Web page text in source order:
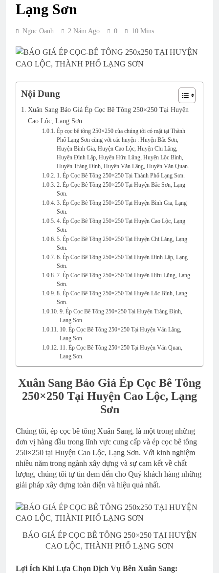
Lạng Sơn
Ngọc Oanh 2 Năm Ago 0 10 Mins
Nội Dung
Xuân Sang Báo Giá Ép Cọc Bê Tông 250×250 Tại Huyện
Cao Lộc, Lạng Sơn
Ép cọc bê tông 250×250 của chúng tôi có mặt tại Thành
Phố Lạng Sơn cùng với các huyện : Huyện Bắc Sơn,
Huyện Bình Gia, Huyện Cao Lộc, Huyện Chi Lăng,
Huyện Đình Lập, Huyện Hữu Lũng, Huyện Lộc Bình,
Huyện Tràng Định, Huyện Văn Lãng, Huyện Văn Quan.
1. Ép Cọc Bê Tông 250×250 Tại Thành Phố Lạng Sơn.
2. Ép Cọc Bê Tông 250×250 Tại Huyện Bắc Sơn, Lạng
Sơn.
3. Ép Cọc Bê Tông 250×250 Tại Huyện Bình Gia, Lạng
Sơn.
4. Ép Cọc Bê Tông 250×250 Tại Huyện Cao Lộc, Lạng
Sơn.
5. Ép Cọc Bê Tông 250×250 Tại Huyện Chi Lăng, Lạng
Sơn.
6. Ép Cọc Bê Tông 250×250 Tại Huyện Đình Lập, Lạng
Sơn.
7. Ép Cọc Bê Tông 250×250 Tại Huyện Hữu Lũng, Lạng
Sơn.
8. Ép Cọc Bê Tông 250×250 Tại Huyện Lộc Bình, Lạng
Sơn.
9. Ép Cọc Bê Tông 250×250 Tại Huyện Tràng Định,
Lạng Sơn.
10. Ép Cọc Bê Tông 250×250 Tại Huyện Văn Lãng,
Lạng Sơn.
11. Ép Cọc Bê Tông 250×250 Tại Huyện Văn Quan,
Lạng Sơn.
Xuân Sang Báo Giá Ép Cọc Bê Tông
250×250 Tại Huyện Cao Lộc, Lạng
Sơn
Chúng tôi, ép cọc bê tông Xuân Sang, là một trong những
đơn vị hàng đầu trong lĩnh vực cung cấp và ép cọc bê tông
250×250 tại Huyện Cao Lộc, Lạng Sơn. Với kinh nghiệm
nhiều năm trong ngành xây dựng và sự cam kết về chất
lượng, chúng tôi tự tin đem đến cho Quý khách hàng những
giải pháp xây dựng toàn diện và hiệu quả nhất.
BÁO GIÁ ÉP CỌC BÊ TÔNG 250×250 TẠI HUYỆN
CAO LỘC, THÀNH PHỐ LẠNG SƠN
Lợi Ích Khi Lựa Chọn Dịch Vụ Bên Xuân Sang: